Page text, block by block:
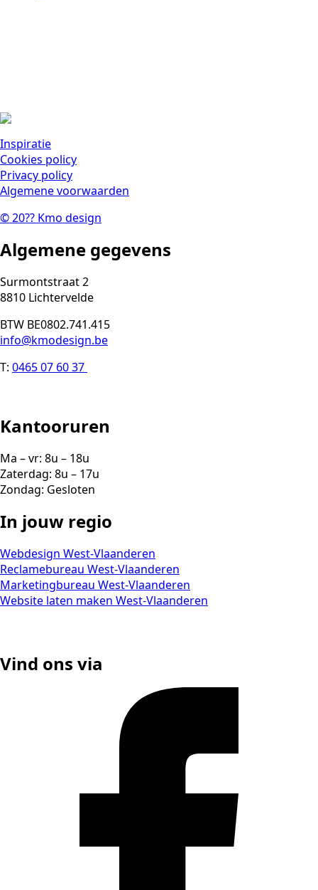
Inspiratie
Cookies policy
Privacy policy
Algemene voorwaarden
©20?? Kmo design
Algemene gegevens
Surmontstraat 2
8810 Lichtervelde
BTW BE0802.741.415
info@kmodesign.be
T: 0465 07 60 37
Kantooruren
Ma – vr: 8u – 18u
Zaterdag: 8u – 17u
Zondag: Gesloten
In jouw regio
Webdesign West-Vlaanderen
Reclamebureau West-Vlaanderen
Marketingbureau West-Vlaanderen
Website laten maken West-Vlaanderen
Vind ons via